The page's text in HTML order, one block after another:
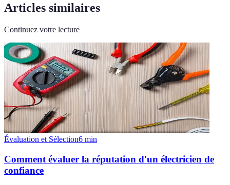
Articles similaires
Continuez votre lecture
Évaluation et Sélection6 min
Comment évaluer la réputation d'un électricien de
confiance